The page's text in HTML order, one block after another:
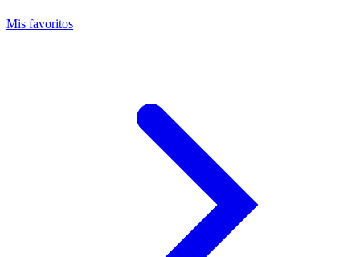
Mis favoritos